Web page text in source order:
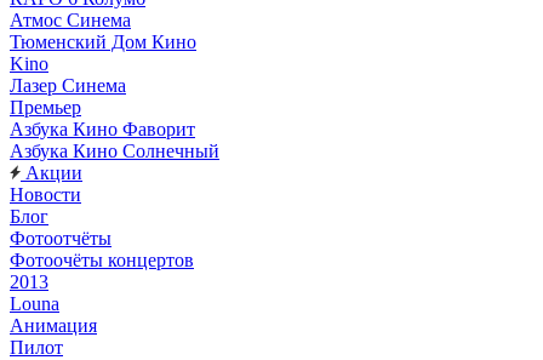
Атмос Синема
Тюменский Дом Кино
Kino
Лазер Синема
Премьер
Азбука Кино Фаворит
Азбука Кино Солнечный
Акции
Новости
Блог
Фотоотчёты
Фотоочёты концертов
2013
Louna
Анимация
Пилот